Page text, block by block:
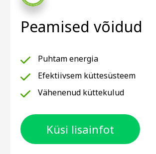
Peamised võidud
Puhtam energia
Efektiivsem küttesüsteem
Vähenenud küttekulud
Küsi lisainfot